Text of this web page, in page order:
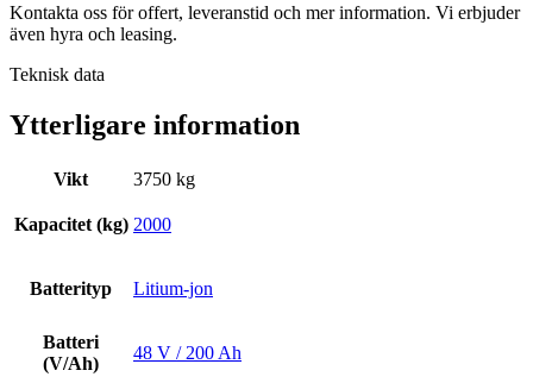
Kontakta oss för offert, leveranstid och mer information. Vi erbjuder
även hyra och leasing.
Teknisk data
Ytterligare information
Vikt 3750 kg
Kapacitet (kg) 2000
Batterityp Litium-jon
Batteri
(V/Ah)
48 V / 200 Ah